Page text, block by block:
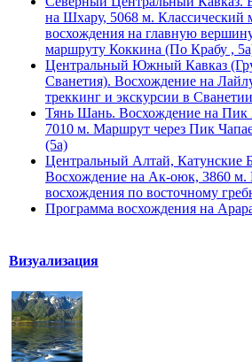
на Шхару, 5068 м. Классический
восхождения на главную
маршруту Коккина (По Крабу ,
Центральный Южный Кавказ
Сванетия). Восхождение на
треккинг и экскурсии в Сванетии
Тянь Шань. Восхождение на Пик
7010 м. Маршрут через Пик
(5а)
Центральный Алтай, Катунские
Восхождение на Ак-оюк, 3860
восхождения по восточному
Программа восхождения на
Визуализация